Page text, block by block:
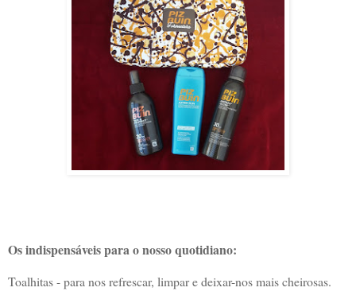
Os indispensáveis para o nosso quotidiano:
Toalhitas - para nos refrescar, limpar e deixar-nos mais cheirosas.